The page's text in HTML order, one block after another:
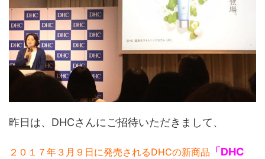
昨日は、DHCさんにご招待いただきまして、
２０１７年３月９日に発売されるDHCの新商品 「DHC